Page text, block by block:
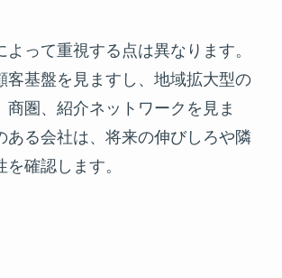
よって重視する点は異なります。
客基盤を見ますし、地域拡大型の
商圏、紹介ネットワークを見ま
ある会社は、将来の伸びしろや隣
確認します。